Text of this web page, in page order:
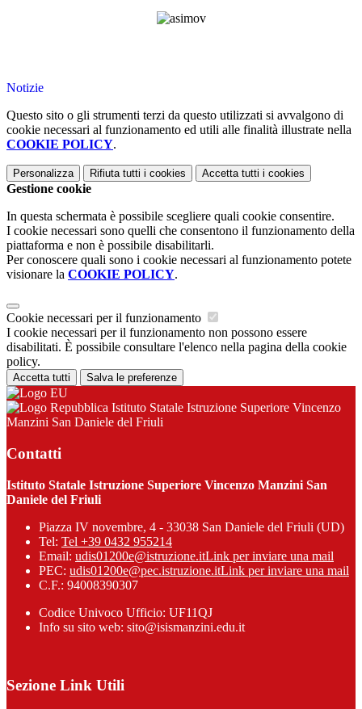
Notizie
Questo sito o gli strumenti terzi da questo utilizzati si avvalgono di
cookie necessari al funzionamento ed utili alle finalità illustrate nella
COOKIE POLICY.
Personalizza Rifiuta tutti i cookies Accetta tutti i cookies
Gestione cookie
In questa schermata è possibile scegliere quali cookie consentire.
I cookie necessari sono quelli che consentono il funzionamento della
piattaforma e non è possibile disabilitarli.
Per conoscere quali sono i cookie necessari al funzionamento potete
visionare la COOKIE POLICY.
Cookie necessari per il funzionamento
I cookie necessari per il funzionamento non possono essere
disabilitati. È possibile consultare l'elenco nella pagina della cookie
policy.
Accetta tutti Salva le preferenze
Istituto Statale Istruzione Superiore Vincenzo
Manzini San Daniele del Friuli
Contatti
Istituto Statale Istruzione Superiore Vincenzo Manzini San
Daniele del Friuli
Piazza IV novembre, 4 - 33038 San Daniele del Friuli (UD)
Tel: Tel +39 0432 955214
Email: udis01200e@istruzione.itLink per inviare una mail
PEC: udis01200e@pec.istruzione.itLink per inviare una mail
C.F.: 94008390307
Codice Univoco Ufficio: UF11QJ
Info su sito web: sito@isismanzini.edu.it
Sezione Link Utili